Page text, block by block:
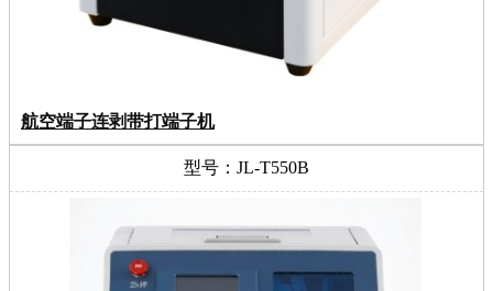
航空端子连剥带打端子机
型号：JL-T550B